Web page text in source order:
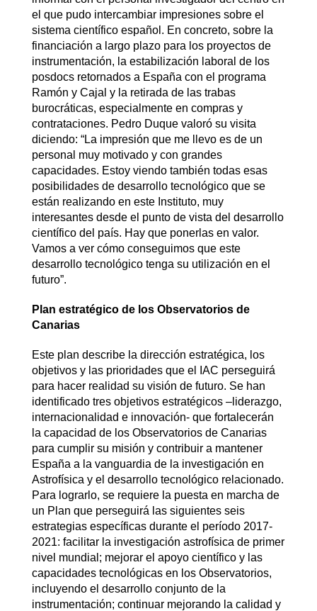
el que pudo intercambiar impresiones sobre el
sistema científico español. En concreto, sobre la
financiación a largo plazo para los proyectos de
instrumentación, la estabilización laboral de los
posdocs retornados a España con el programa
Ramón y Cajal y la retirada de las trabas
burocráticas, especialmente en compras y
contrataciones. Pedro Duque valoró su visita
diciendo: “La impresión que me llevo es de un
personal muy motivado y con grandes
capacidades. Estoy viendo también todas esas
posibilidades de desarrollo tecnológico que se
están realizando en este Instituto, muy
interesantes desde el punto de vista del desarrollo
científico del país. Hay que ponerlas en valor.
Vamos a ver cómo conseguimos que este
desarrollo tecnológico tenga su utilización en el
futuro”.
Plan estratégico de los Observatorios de
Canarias
Este plan describe la dirección estratégica, los
objetivos y las prioridades que el IAC perseguirá
para hacer realidad su visión de futuro. Se han
identificado tres objetivos estratégicos –liderazgo,
internacionalidad e innovación- que fortalecerán
la capacidad de los Observatorios de Canarias
para cumplir su misión y contribuir a mantener
España a la vanguardia de la investigación en
Astrofísica y el desarrollo tecnológico relacionado.
Para lograrlo, se requiere la puesta en marcha de
un Plan que perseguirá las siguientes seis
estrategias específicas durante el período 2017-
2021: facilitar la investigación astrofísica de primer
nivel mundial; mejorar el apoyo científico y las
capacidades tecnológicas en los Observatorios,
incluyendo el desarrollo conjunto de la
instrumentación; continuar mejorando la calidad y